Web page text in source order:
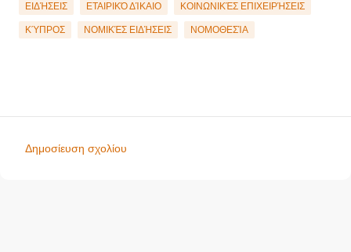
ΕΙΔΉΣΕΙΣ ΕΤΑΙΡΙΚΌ ΔΊΚΑΙΟ ΚΟΙΝΩΝΙΚΈΣ ΕΠΙΧΕΙΡΉΣΕΙΣ
ΚΎΠΡΟΣ ΝΟΜΙΚΈΣ ΕΙΔΉΣΕΙΣ ΝΟΜΟΘΕΣΊΑ
Δημοσίευση σχολίου